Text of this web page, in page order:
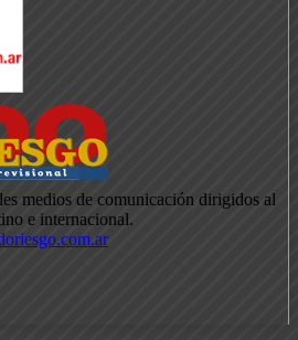
medios de comunicación dirigidos al
e internacional.